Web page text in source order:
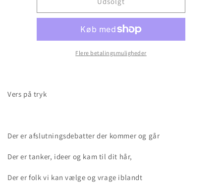
på
på
Flere betalingsmuligheder
Vers på tryk
Der er afslutningsdebatter der kommer og går
Der er tanker, ideer og kam til dit hår,
Der er folk vi kan vælge og vrage iblandt